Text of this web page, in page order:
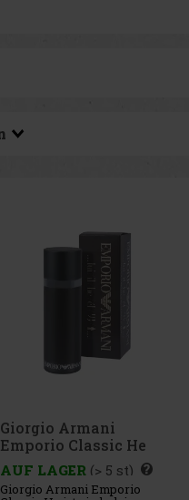
Giorgio Armani
Emporio Classic He
EdT 100 ml
AUF LAGER (> 5 st)
Giorgio Armani Emporio